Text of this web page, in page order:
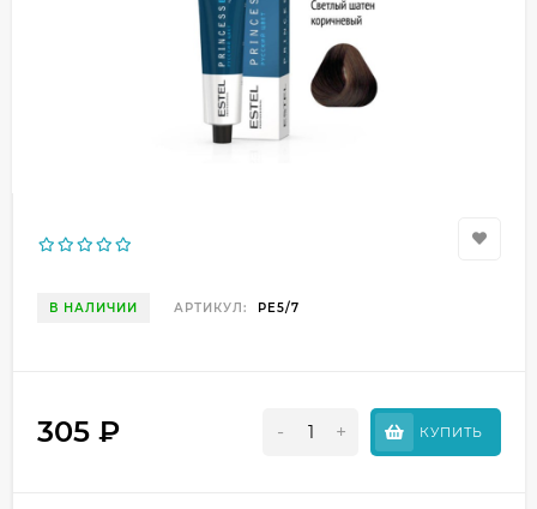
В НАЛИЧИИ АРТИКУЛ: PE5/7
305 ₽ - + КУПИТЬ